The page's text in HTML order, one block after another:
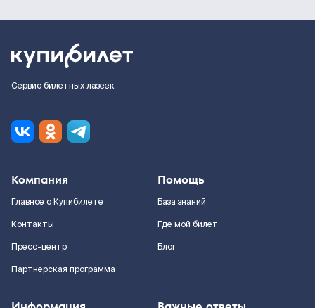
Сервис билетных лазеек
Компания
Главное о Купибилете
Контакты
Пресс-центр
Партнерская программа
Помощь
База знаний
Где мой билет
Блог